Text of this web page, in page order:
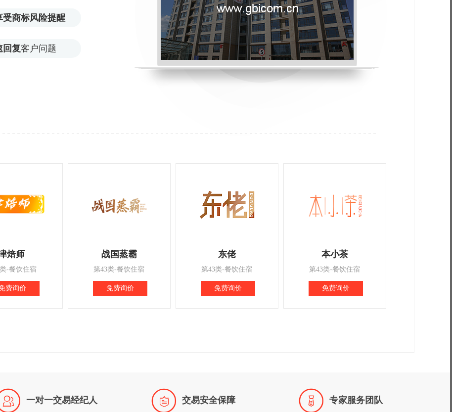
受商标风险提醒
回复客户问题
焙师
-餐饮住宿
费询价
战国蒸霸
第43类-餐饮住宿
免费询价
东佬
第43类-餐饮住宿
免费询价
本小茶
第43类-餐饮住宿
免费询价
一对一交易经纪人  交易安全保障  专家服务团队